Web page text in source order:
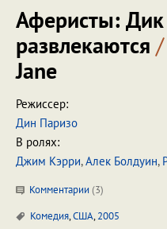
Аферисты:
развлекаются /
Jane
Режиссер:
Дин Паризо
В ролях:
Джим Кэрри,Алек Болдуин,
Комментарии (3)
Комедия,США,2005